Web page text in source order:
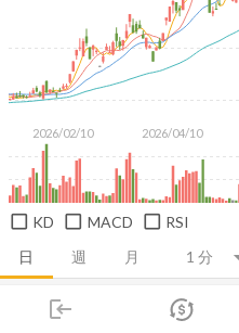
login
市場
日 週 月
2026/02/10 2026/04/10
KD MACD RSI
推薦卡片 技術面